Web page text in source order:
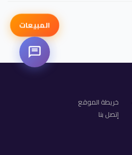
خريطة الموقع
إتصل بنا
المبيعات